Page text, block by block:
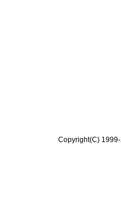
Copyright(C)